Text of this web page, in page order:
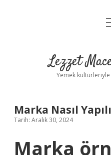
Lezzet
Yemek
Marka Nasıl
Tarih: Aralık 30, 2024
Marka